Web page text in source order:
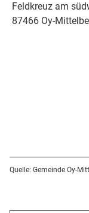
Feldkreuz am
87466 Oy-
Quelle: Gemeinde Oy-